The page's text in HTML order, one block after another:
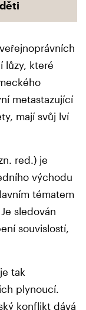
lůzy, které
metastazující
mají svůj lví
red.) je
východu
tématem
sledován
souvislostí,
tak
plynoucí.
konflikt dává